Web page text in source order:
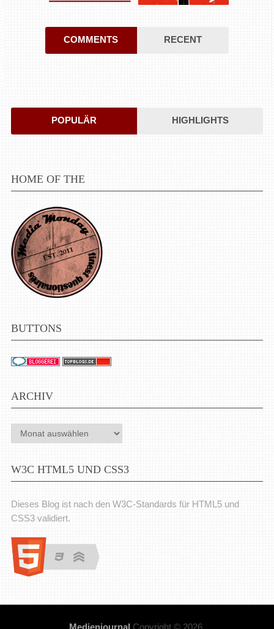
COMMENTS RECENT
POPULÄR HIGHLIGHTS
HOME OF THE
BUTTONS
ARCHIV
Archiv
W3C HTML5 UND CSS3
Dieses Blog ist nach den W3C-Standards für HTML5 und
CSS3 validiert.